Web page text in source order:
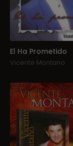
El Ha Prometido
Vicente Montano